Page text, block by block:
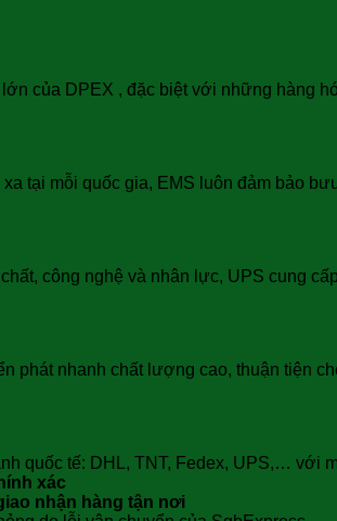
của DPEX , đặc biệt với những hàng
tại mỗi quốc gia, EMS luôn đảm bảo
công nghệ và nhân lực, UPS cung
phát nhanh chất lượng cao, thuận tiện
quốc tế: DHL, TNT, Fedex, UPS,… với
xác
nhận hàng tận nơi